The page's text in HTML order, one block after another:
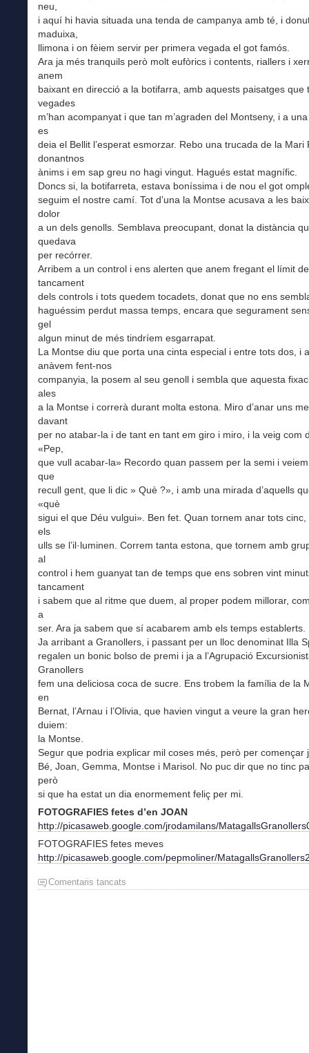
neu,
i aquí hi havia situada una tenda de campanya amb té, i
maduixa,
llimona i on fèiem servir per primera vegada el got famós.
Ara ja més tranquils però molt eufòrics i contents, riallers i
anem
baixant en direcció a la botifarra, amb aquests paisatges que
vegades
m’han acompanyat i que tan m’agraden del Montseny, i a
es
deia el Bellit l’esperat esmorzar. Rebo una trucada de la Mari
donantnos
ànims i em sap greu no hagi vingut. Hagués estat magnífic.
Doncs si, la botifarreta, estava boníssima i de nou el got
seguim el nostre camí. Tot d’una la Montse acusava a les
dolor
a un dels genolls. Semblava preocupant, donat la distància
quedava
per recórrer.
Arribem a un control i ens alerten que anem fregant el límit de
tancament
dels controls i tots quedem tocadets, donat que no ens
haguéssim perdut massa temps, encara que segurament
gel
algun minut de més tindríem esgarrapat.
La Montse diu que porta una cinta especial i entre tots dos, i
anàvem fent-nos
companyia, la posem al seu genoll i sembla que aquesta
ales
a la Montse i correrà durant molta estona. Miro d’anar uns
davant
per no atabar-la i de tant en tant em giro i miro, i la veig com
«Pep,
que vull acabar-la» Recordo quan passem per la semi i
que
recull gent, que li dic » Què ?», i amb una mirada d’aquells
«què
sigui el que Déu vulgui». Ben fet. Quan tornem anar tots cinc,
els
ulls se l’il·luminen. Correm tanta estona, que tornem amb
al
control i hem guanyat tan de temps que ens sobren vint
tancament
i sabem que al ritme que duem, al proper podem millorar,
a
ser. Ara ja sabem que sí acabarem amb els temps establerts.
Ja arribant a Granollers, i passant per un lloc denominat Illa
regalen un bonic bolso de premi i ja a l’Agrupació
Granollers
fem una deliciosa coca de sucre. Ens trobem la família de la
en
Bernat, l’Arnau i l’Olivia, que havien vingut a veure la gran
duiem:
la Montse.
Segur que podria explicar mil coses més, però per començar
Bé, Joan, Gemma, Montse i Marisol. No puc dir que no tinc
però
si que ha estat un dia enormement feliç per mi.
FOTOGRAFIES fetes d’en JOAN
http://picasaweb.google.com/jrodamilans/
FOTOGRAFIES fetes meves
http://picasaweb.google.com/pepmoliner/
Comentaris tancats